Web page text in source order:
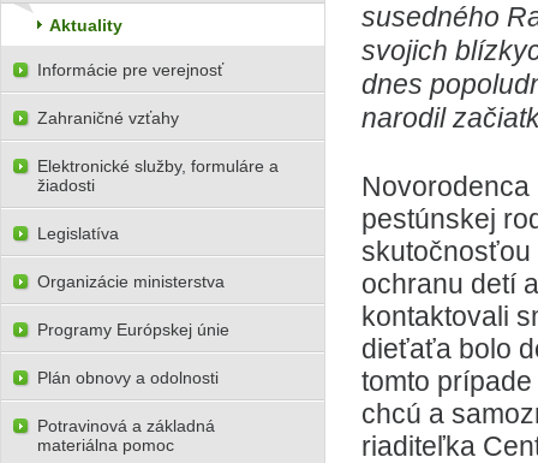
susedného
svojich
dnes
narodil
pestúnskej
skutočnosťou
ochranu detí
kontaktovali
dieťaťa bolo
tomto
chcú a
riaditeľka
Aktuality
Informácie pre verejnosť
Zahraničné vzťahy
Elektronické služby, formuláre a
žiadosti
Legislatíva
Organizácie ministerstva
Programy Európskej únie
Plán obnovy a odolnosti
Potravinová a základná
materiálna pomoc